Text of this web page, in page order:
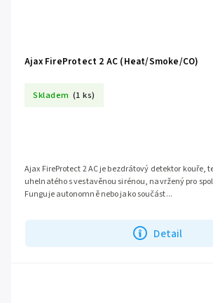
Ajax FireProtect 2 AC (Heat/Smoke/CO)
Skladem (1 ks)
Detail
Ajax FireProtect 2 AC je bezdrátový detektor kouře,
uhelnatého s vestavěnou sirénou, navržený pro
Funguje autonomně nebo jako součást...